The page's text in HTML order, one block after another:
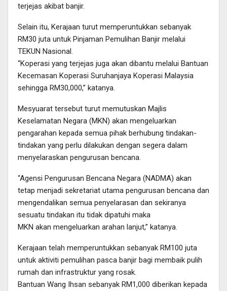
terjejas akibat banjir.
Selain itu, Kerajaan turut memperuntukkan sebanyak
RM30 juta untuk Pinjaman Pemulihan Banjir melalui
TEKUN Nasional.
“Koperasi yang terjejas juga akan dibantu melalui Bantuan
Kecemasan Koperasi Suruhanjaya Koperasi Malaysia
sehingga RM30,000,” katanya.
Mesyuarat tersebut turut memutuskan Majlis
Keselamatan Negara (MKN) akan mengeluarkan
pengarahan kepada semua pihak berhubung tindakan-
tindakan yang perlu dilakukan dengan segera dalam
menyelaraskan pengurusan bencana.
“Agensi Pengurusan Bencana Negara (NADMA) akan
tetap menjadi sekretariat utama pengurusan bencana dan
mengendalikan semua penyelarasan dan sekiranya
sesuatu tindakan itu tidak dipatuhi maka
MKN akan mengeluarkan arahan lanjut,” katanya.
Kerajaan telah memperuntukkan sebanyak RM100 juta
untuk aktiviti pemulihan pasca banjir bagi membaik pulih
rumah dan infrastruktur yang rosak.
Bantuan Wang Ihsan sebanyak RM1,000 diberikan kepada